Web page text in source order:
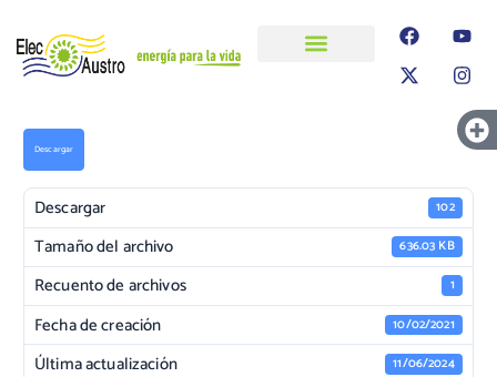
Descargar
Descargar 102
Tamaño del archivo 636.03 KB
Recuento de archivos 1
Fecha de creación 10/02/2021
Última actualización 11/06/2024